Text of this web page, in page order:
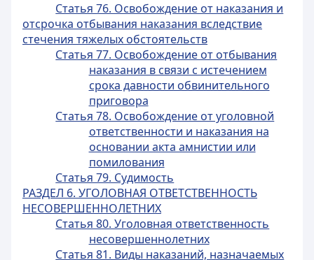
Статья 76. Освобождение от наказания и
отсрочка отбывания наказания вследствие
стечения тяжелых обстоятельств
Статья 77. Освобождение от отбывания
наказания в связи с истечением
срока давности обвинительного
приговора
Статья 78. Освобождение от уголовной
ответственности и наказания на
основании акта амнистии или
помилования
Статья 79. Судимость
РАЗДЕЛ 6. УГОЛОВНАЯ ОТВЕТСТВЕННОСТЬ
НЕСОВЕРШЕННОЛЕТНИХ
Статья 80. Уголовная ответственность
несовершеннолетних
Статья 81. Виды наказаний, назначаемых